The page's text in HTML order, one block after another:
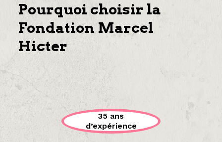
Pourquoi choisir la
Fondation Marcel
Hicter
35 ans
d’expérience